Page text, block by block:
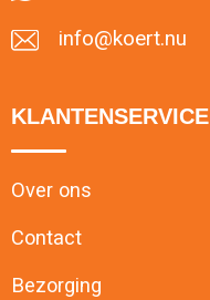
info@koert.nu
KLANTENSERVICE
Over ons
Contact
Bezorging